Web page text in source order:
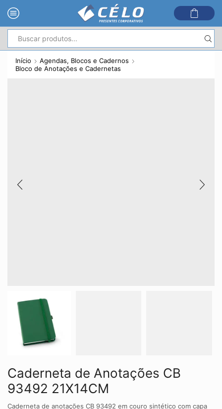
de
pesquisa
Início
Agendas, Blocos e Cadernos
Bloco de Anotações e Cadernetas
Caderneta de Anotações CB
93492 21X14CM
Caderneta de anotações CB 93492 em couro sintético com capa